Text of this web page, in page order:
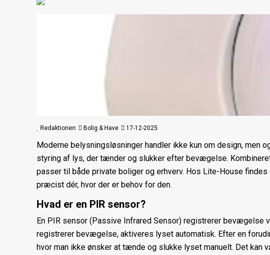
Redaktionen Bolig & Have 17-12-2025
Moderne belysningsløsninger handler ikke kun om design, men
styring af lys, der tænder og slukker efter bevægelse.
passer til både private boliger og erhverv. Hos Lite-House
præcist dér, hvor der er behov for den.
Hvad er en PIR sensor?
En PIR sensor (Passive Infrared Sensor) registrerer bevægelse
registrerer bevægelse, aktiveres lyset automatisk. Efter en
hvor man ikke ønsker at tænde og slukke lyset manuelt. Det